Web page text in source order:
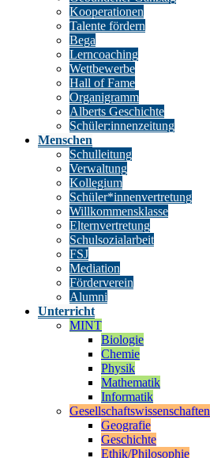
Kooperationen
Talente fördern
Bega
Lerncoaching
Wettbewerbe
Hall of Fame
Organigramm
Alberts Geschichte
Schüler:innenzeitung
Menschen
Schulleitung
Verwaltung
Kollegium
Schüler*innenvertretung
Willkommensklasse
Elternvertretung
Schulsozialarbeit
FSJ
Mediation
Förderverein
Alumni
Unterricht
MINT
Biologie
Chemie
Physik
Mathematik
Informatik
Gesellschaftswissenschaften
Geografie
Geschichte
Ethik/Philosophie